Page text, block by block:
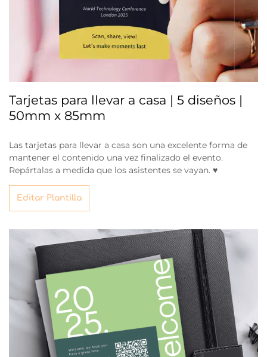
Tarjetas para llevar a casa | 5 diseños |
50mm x 85mm
Las tarjetas para llevar a casa son una excelente forma de
mantener el contenido una vez finalizado el evento.
Repártalas a medida que los asistentes se vayan. ♥
Editar Plantilla